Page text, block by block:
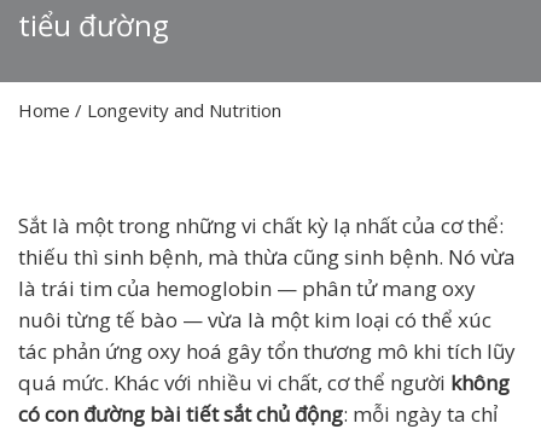
tiểu đường
Home / Longevity and Nutrition
Sắt là một trong những vi chất kỳ lạ nhất của cơ thể:
thiếu thì sinh bệnh, mà thừa cũng sinh bệnh. Nó vừa
là trái tim của hemoglobin — phân tử mang oxy
nuôi từng tế bào — vừa là một kim loại có thể xúc
tác phản ứng oxy hoá gây tổn thương mô khi tích lũy
quá mức. Khác với nhiều vi chất, cơ thể người không
có con đường bài tiết sắt chủ động: mỗi ngày ta chỉ